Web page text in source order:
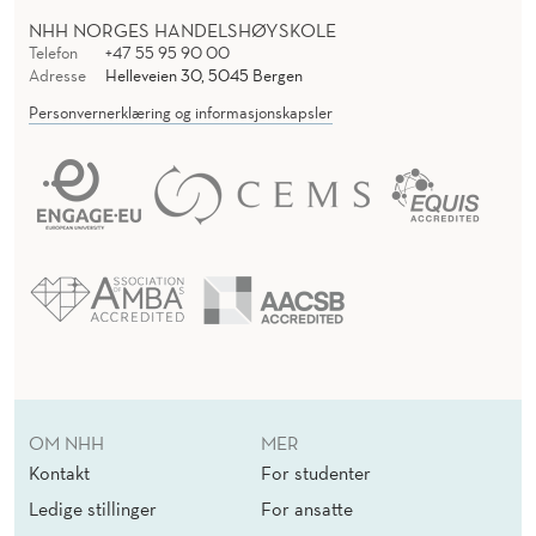
NHH NORGES HANDELSHØYSKOLE
Telefon
+47 55 95 90 00
Adresse
Helleveien 30, 5045 Bergen
Personvernerklæring og informasjonskapsler
OM NHH
Kontakt
Ledige stillinger
MER
For studenter
For ansatte